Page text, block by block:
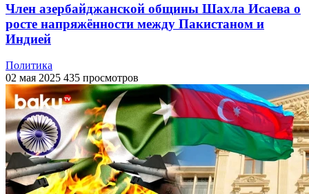
Член азербайджанской общины Шахла Исаева о
росте напряжённости между Пакистаном и
Индией
Политика
02 мая 2025 435 просмотров